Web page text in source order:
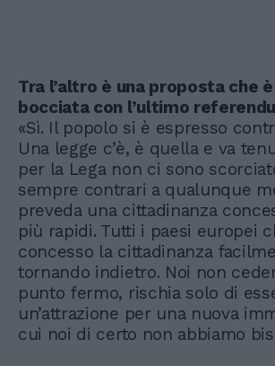
Tra l’altro è una proposta che
bocciata con l’ultimo
«Sì. Il popolo si è espresso
Una legge c’è, è quella e va
per la Lega non ci sono
sempre contrari a qualunque
preveda una cittadinanza
più rapidi. Tutti i paesi europei
concesso la cittadinanza
tornando indietro. Noi non
punto fermo, rischia solo di
un’attrazione per una nuova
cui noi di certo non abbiamo